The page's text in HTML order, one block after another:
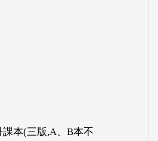
本(三版,A、B本不